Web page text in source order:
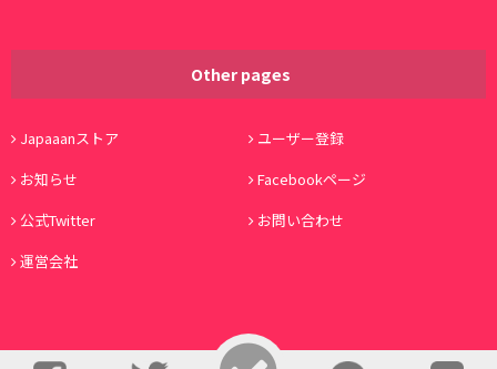
Other pages
Japaaanストア
ユーザー登録
お知らせ
Facebookページ
公式Twitter
お問い合わせ
運営会社